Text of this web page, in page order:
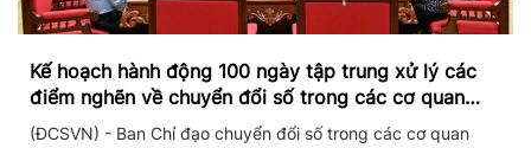
Kế hoạch hành động 100 ngày tập trung xử lý các
điểm nghẽn về chuyển đổi số trong các cơ quan
Đảng
(ĐCSVN) - Ban Chỉ đạo chuyển đổi số trong các cơ quan